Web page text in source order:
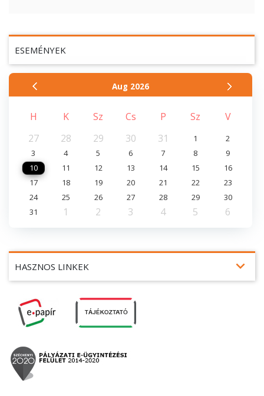
HASZNOS LINKEK expand_more
ESEMÉNYEK
Aug 2026
H K Sz Cs P Sz
V
27
28 29 30 31 1
2
3
4 5 6 7 8
9
10
11 12 13 14 15
16
17
18 19 20 21 22
23
24
25 26 27 28 29
30
31
1 2 3 4 5 6